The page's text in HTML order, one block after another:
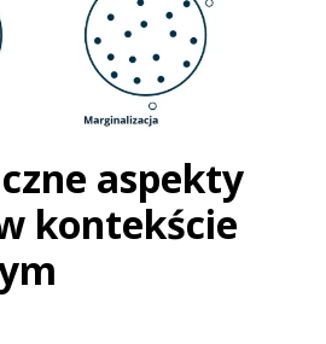
aspekty
kontekście